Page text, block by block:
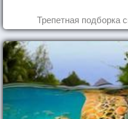
Трепетная подборка